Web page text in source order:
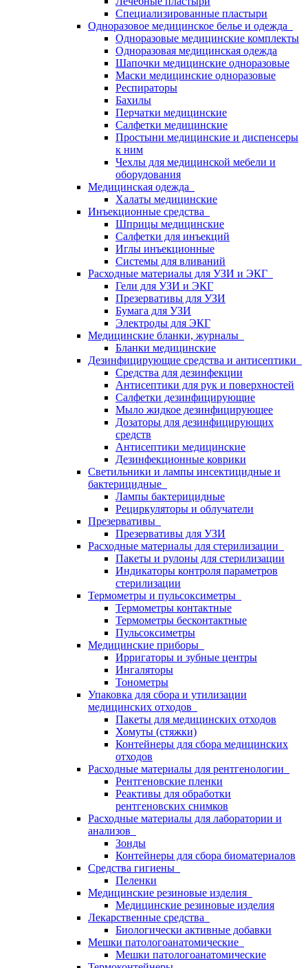
Специализированные пластыри
Одноразовое медицинское белье и одежда
Одноразовые медицинские комплекты
Одноразовая медицинская одежда
Шапочки медицинские одноразовые
Маски медицинские одноразовые
Респираторы
Бахилы
Перчатки медицинские
Салфетки медицинские
Простыни медицинские и диспенсеры
к ним
Чехлы для медицинской мебели и
оборудования
Медицинская одежда
Халаты медицинские
Инъекционные средства
Шприцы медицинские
Салфетки для инъекций
Иглы инъекционные
Системы для вливаний
Расходные материалы для УЗИ и ЭКГ
Гели для УЗИ и ЭКГ
Презервативы для УЗИ
Бумага для УЗИ
Электроды для ЭКГ
Медицинские бланки, журналы
Бланки медицинские
Дезинфицирующие средства и антисептики
Средства для дезинфекции
Антисептики для рук и поверхностей
Салфетки дезинфицирующие
Мыло жидкое дезинфицирующее
Дозаторы для дезинфицирующих
средств
Антисептики медицинские
Дезинфекционные коврики
Светильники и лампы инсектицидные и
бактерицидные
Лампы бактерицидные
Рециркуляторы и облучатели
Презервативы
Презервативы для УЗИ
Расходные материалы для стерилизации
Пакеты и рулоны для стерилизации
Индикаторы контроля параметров
стерилизации
Термометры и пульсоксиметры
Термометры контактные
Термометры бесконтактные
Пульсоксиметры
Медицинские приборы
Ирригаторы и зубные центры
Ингаляторы
Тонометры
Упаковка для сбора и утилизации
медицинских отходов
Пакеты для медицинских отходов
Хомуты (стяжки)
Контейнеры для сбора медицинских
отходов
Расходные материалы для рентгенологии
Рентгеновские пленки
Реактивы для обработки
рентгеновских снимков
Расходные материалы для лаборатории и
анализов
Зонды
Контейнеры для сбора биоматериалов
Средства гигиены
Пеленки
Медицинские резиновые изделия
Медицинские резиновые изделия
Лекарственные средства
Биологически активные добавки
Мешки патологоанатомические
Мешки патологоанатомические